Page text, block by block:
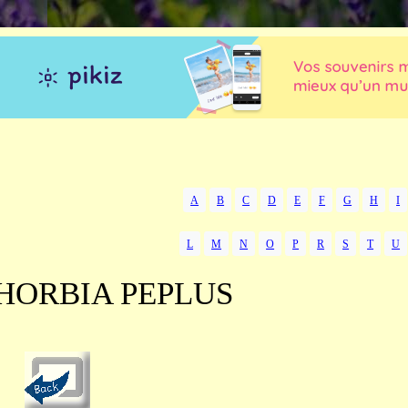
A B C D E F G H I
L M N O P R S T U
PEPLUS